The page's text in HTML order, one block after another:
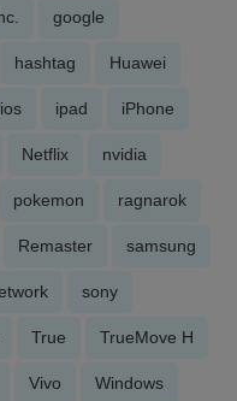
google
hashtag Huawei
ios ipad iPhone
Netflix nvidia
pokemon ragnarok
Remaster samsung
sony
True TrueMove H
Vivo Windows